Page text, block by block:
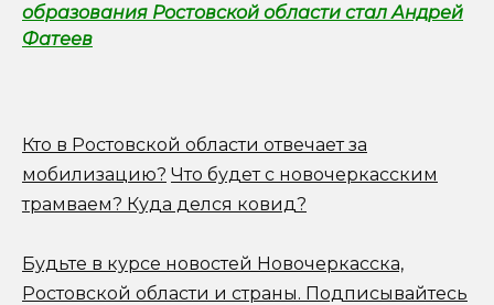
образования Ростовской области стал Андрей
Фатеев
Кто в Ростовской области отвечает за
мобилизацию? Что будет с новочеркасским
трамваем? Куда делся ковид?
Будьте в курсе новостей Новочеркасска,
Ростовской области и страны. Подписывайтесь